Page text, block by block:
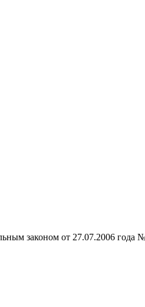
законом от 27.07.2006